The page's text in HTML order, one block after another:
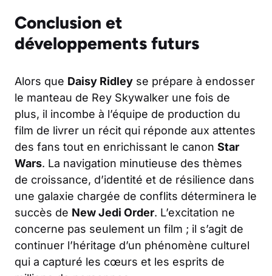
Conclusion et
développements futurs
Alors que Daisy Ridley se prépare à endosser
le manteau de Rey Skywalker une fois de
plus, il incombe à l’équipe de production du
film de livrer un récit qui réponde aux attentes
des fans tout en enrichissant le canon Star
Wars. La navigation minutieuse des thèmes
de croissance, d’identité et de résilience dans
une galaxie chargée de conflits déterminera le
succès de New Jedi Order. L’excitation ne
concerne pas seulement un film ; il s’agit de
continuer l’héritage d’un phénomène culturel
qui a capturé les cœurs et les esprits de